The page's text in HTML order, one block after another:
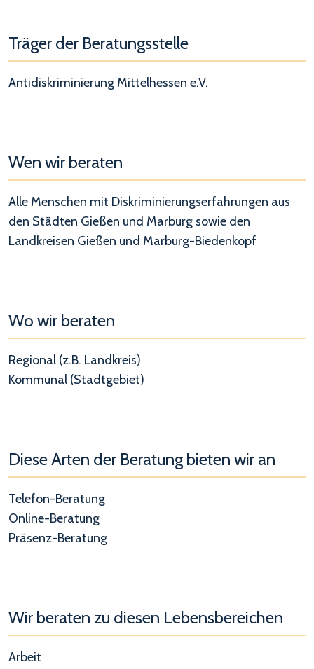
Träger der Beratungsstelle
Antidiskriminierung Mittelhessen e.V.
Wen wir beraten
Alle Menschen mit Diskriminierungserfahrungen aus
den Städten Gießen und Marburg sowie den
Landkreisen Gießen und Marburg-Biedenkopf
Wo wir beraten
Regional (z.B. Landkreis)
Kommunal (Stadtgebiet)
Diese Arten der Beratung bieten wir an
Telefon-Beratung
Online-Beratung
Präsenz-Beratung
Wir beraten zu diesen Lebensbereichen
Arbeit